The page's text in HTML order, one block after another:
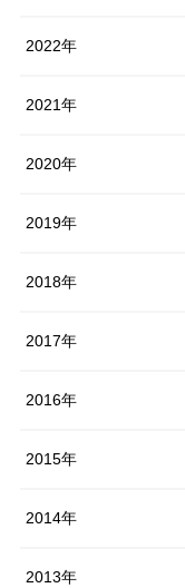
2022年
2021年
2020年
2019年
2018年
2017年
2016年
2015年
2014年
2013年